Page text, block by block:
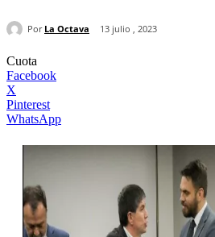
Por La Octava 13 julio , 2023
Cuota
Facebook
X
Pinterest
WhatsApp